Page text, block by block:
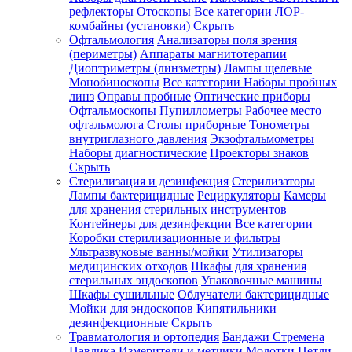
рефлекторы Отоскопы Все категории ЛОР-
комбайны (установки) Скрыть
Офтальмология Анализаторы поля зрения
(периметры) Аппараты магнитотерапии
Диоптриметры (линзметры) Лампы щелевые
Монобиноскопы Все категории Наборы пробных
линз Оправы пробные Оптические приборы
Офтальмоскопы Пупиллометры Рабочее место
офтальмолога Столы приборные Тонометры
внутриглазного давления Экзофтальмометры
Наборы диагностические Проекторы знаков
Скрыть
Стерилизация и дезинфекция Стерилизаторы
Лампы бактерицидные Рециркуляторы Камеры
для хранения стерильных инструментов
Контейнеры для дезинфекции Все категории
Коробки стерилизационные и фильтры
Ультразвуковые ванны/мойки Утилизаторы
медицинских отходов Шкафы для хранения
стерильных эндоскопов Упаковочные машины
Шкафы сушильные Облучатели бактерицидные
Мойки для эндоскопов Кипятильники
дезинфекционные Скрыть
Травматология и ортопедия Бандажи Стремена